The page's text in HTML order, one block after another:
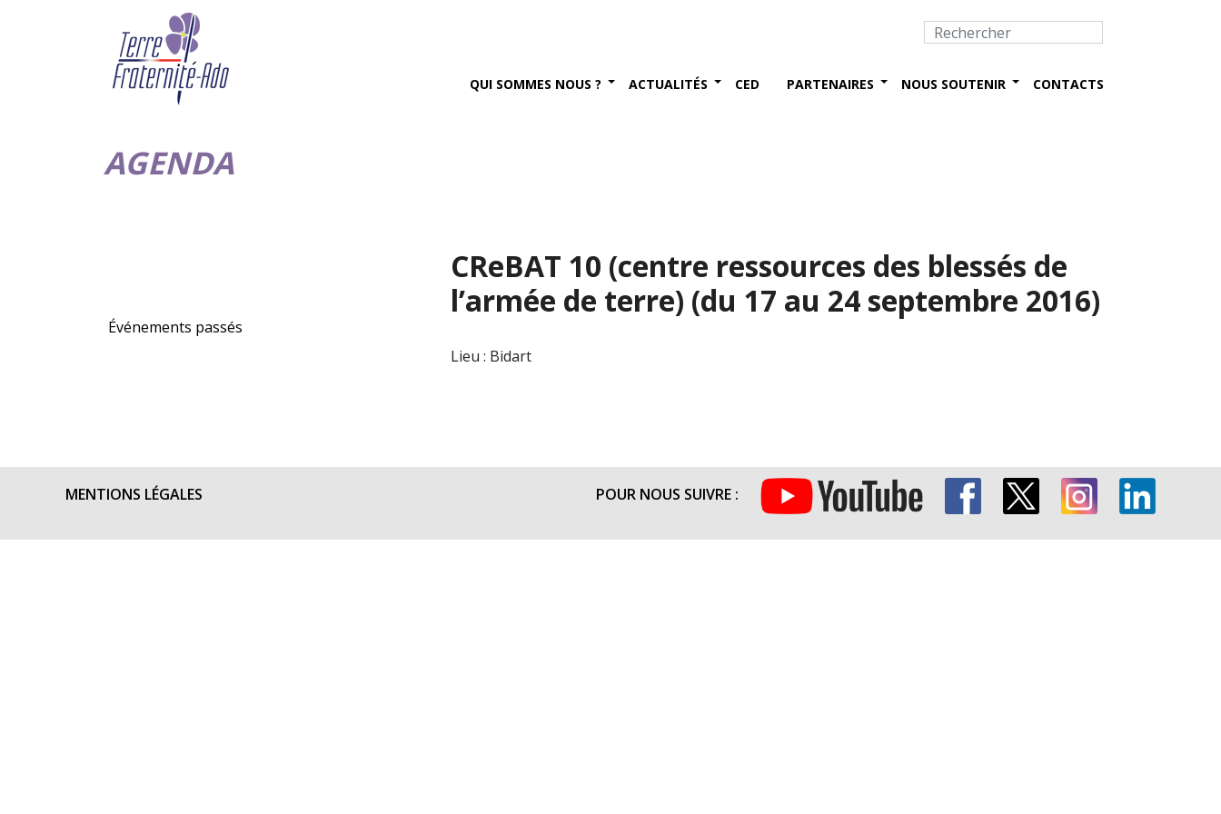
QUI SOMMES NOUS ? ACTUALITÉS CED PARTENAIRES NOUS SOUTENIR CONTACTS
AGENDA
Événements passés
CReBAT 10 (centre ressources des blessés de
l’armée de terre) (du 17 au 24 septembre 2016)
Lieu : Bidart
MENTIONS LÉGALES POUR NOUS SUIVRE :